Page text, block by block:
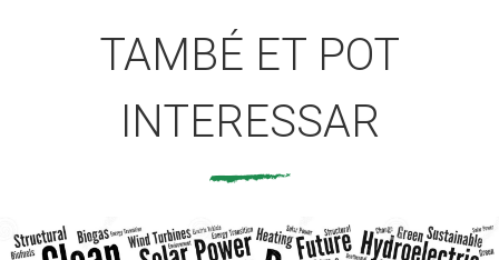
TAMBÉ ET POT
INTERESSAR